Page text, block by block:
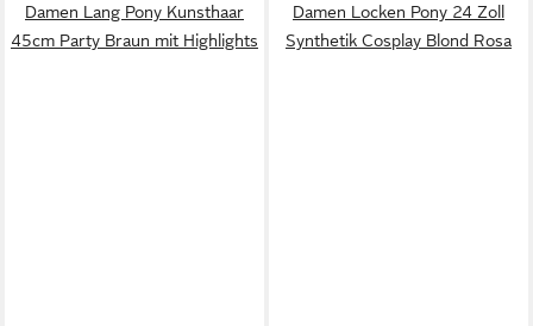
Damen Lang Pony Kunsthaar
45cm Party Braun mit Highlights
Damen Locken Pony 24 Zoll
Synthetik Cosplay Blond Rosa